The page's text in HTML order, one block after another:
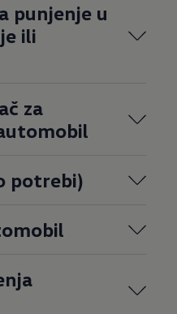
punjenje u
ili
za
potrebi)